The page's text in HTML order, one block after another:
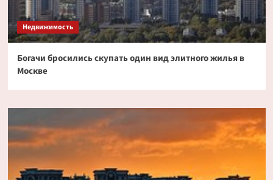
Недвижимость
Богачи бросились скупать один вид элитного жилья в
Москве